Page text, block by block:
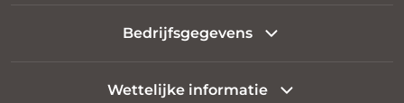
Bedrijfsgegevens
Wettelijke informatie